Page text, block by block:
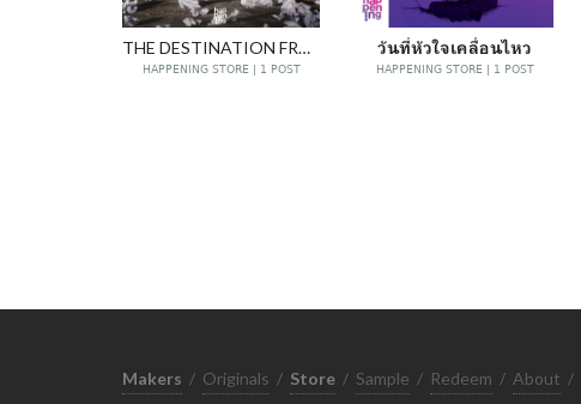
THE DESTINATION FROM NOWHERE
HAPPENING STORE | 1 POST
วันที่หัวใจเคลื่อนไหว
HAPPENING STORE | 1 POST
Makers / Originals / Store / Sample / Redeem / About /